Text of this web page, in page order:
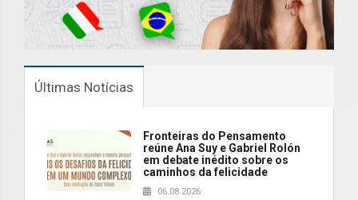
Últimas Notícias
Fronteiras do Pensamento
reúne Ana Suy e Gabriel Rolón
em debate inédito sobre os
caminhos da felicidade
06.08.2026